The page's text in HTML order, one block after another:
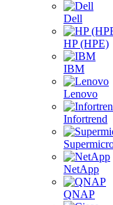
Dell
HP (HPE)
IBM
Lenovo
Infortrend
NetApp
QNAP